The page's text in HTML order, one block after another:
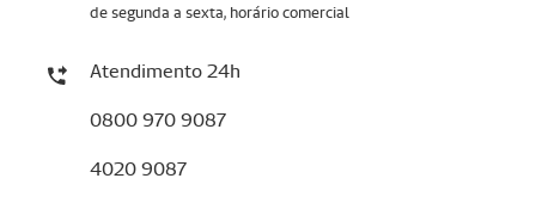
de segunda a sexta, horário comercial
Atendimento 24h
0800 970 9087
4020 9087